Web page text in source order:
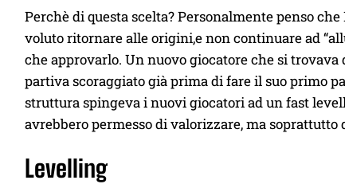
Perchè di questa scelta? Personalmente penso
voluto ritornare alle origini,e non continuare ad
che approvarlo. Un nuovo giocatore che si
partiva scoraggiato già prima di fare il suo primo
struttura spingeva i nuovi giocatori ad un fast
avrebbero permesso di valorizzare, ma
Levelling